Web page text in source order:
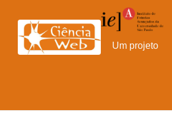
para
conteúdo
Um projeto